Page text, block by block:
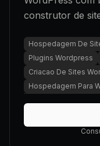
construtor de
Hospedagem De
Plugins Wordpress
Criacao De Sites
Hospedagem Para